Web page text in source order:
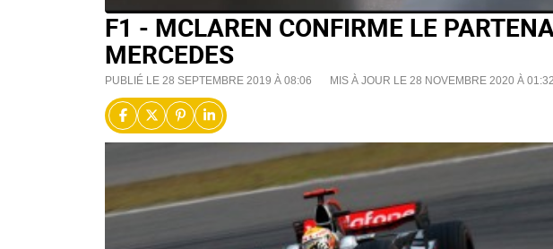
F1 - MCLAREN CONFIRME LE
MERCEDES
PUBLIÉ LE 28 SEPTEMBRE 2019 À 08:06 MIS À JOUR LE 28 NOVEMBRE 2020 À 01:32